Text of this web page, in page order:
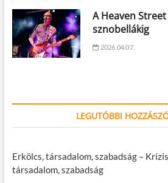
A Heaven
sznobellákig
2026.04.07.
LEGUTÓBBI
Erkölcs, társadalom, szabadság –
társadalom, szabadság